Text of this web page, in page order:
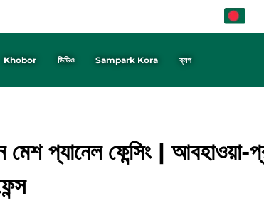
Khobor ভিডিও Sampark Kora ব্লগ
মেশ প্যানেল ফেন্সিং | আবহাওয়া-